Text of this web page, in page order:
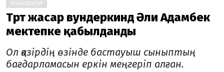
ЖАҢАЛЫҚТАР
Төрт жасар вундеркинд Әли Адамбек
мектепке қабылданды
Ол қазірдің өзінде бастауыш сыныптың
бағдарламасын еркін меңгеріп алған.